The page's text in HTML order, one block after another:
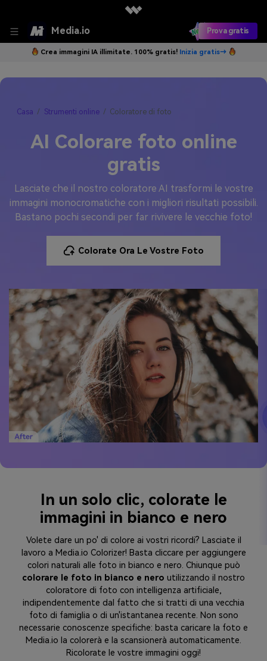
Media.io Prova gratis
Crea immagini IA illimitate. 100% gratis! Inizia gratis→
Casa Strumenti online Coloratore di foto
AI Colorare foto online
gratis
Lasciate che il nostro coloratore AI trasformi le vostre
immagini monocromatiche con i migliori risultati possibili.
Bastano pochi secondi per far rivivere le vecchie foto!
Colorate Ora Le Vostre Foto
In un solo clic, colorate le
immagini in bianco e nero
Volete dare un po' di colore ai vostri ricordi? Lasciate il
lavoro a Media.io Colorizer! Basta cliccare per aggiungere
colori naturali alle foto in bianco e nero. Chiunque può
colorare le foto in bianco e nero utilizzando il nostro
coloratore di foto con intelligenza artificiale,
indipendentemente dal fatto che si tratti di una vecchia
foto di famiglia o di un'istantanea recente. Non sono
necessarie conoscenze specifiche: basta caricare la foto e
Media.io la colorerà e la scansionerà automaticamente.
Ricolorate le vostre immagini oggi!